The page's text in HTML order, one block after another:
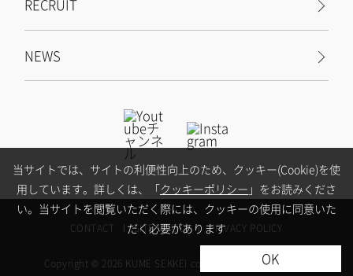
RECRUIT
NEWS
Copyright © 2026 KUME SEKKEI co.ltd. All Rights Reserved
CONTACT SITE POLICY PRIVACY POLICY
当サイトでは、サイトの利便性向上のため、クッキー(Cookie)を使
用しています。詳しくは、「クッキーポリシー 」をお読みくださ
い。当サイトを閲覧いただく際には、クッキーの使用に同意いた
だく必要があります
OK